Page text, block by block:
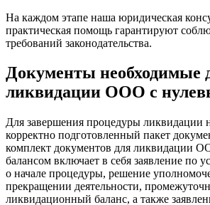
На каждом этапе наша юридическая
практическая помощь гарантируют
требований законодательства.
Документы необходимые
ликвидации ООО с
Для завершения процедуры ликвидации
корректно подготовленный пакет
комплект документов для ликвидации
балансом включает в себя заявление по
о начале процедуры, решение
прекращении деятельности,
ликвидационный баланс, а также